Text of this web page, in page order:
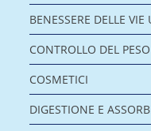
BENESSERE DELLE VIE
CONTROLLO DEL
COSMETICI
DIGESTIONE E